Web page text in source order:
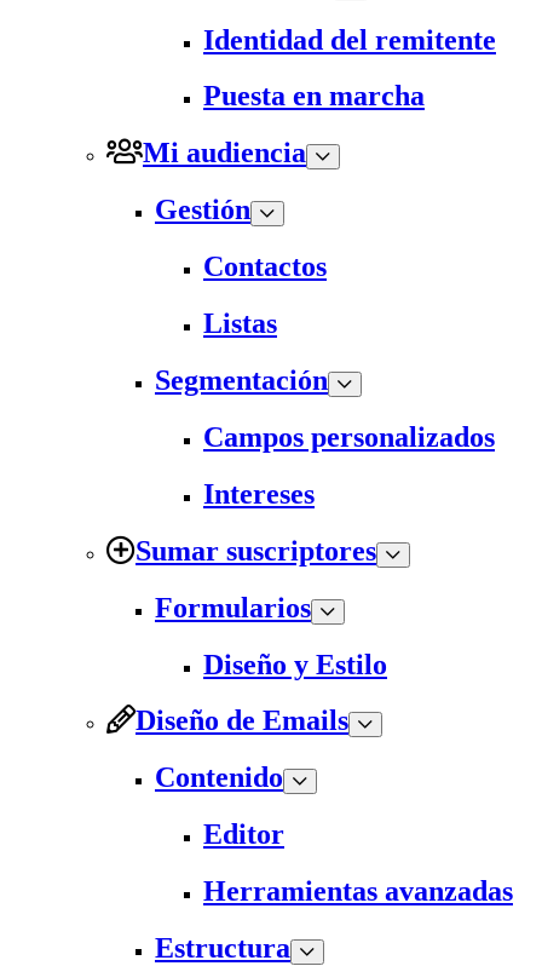
Identidad del remitente
Puesta en marcha
Mi audiencia
Gestión
Contactos
Listas
Segmentación
Campos personalizados
Intereses
Sumar suscriptores
Formularios
Diseño y Estilo
Diseño de Emails
Contenido
Editor
Herramientas avanzadas
Estructura